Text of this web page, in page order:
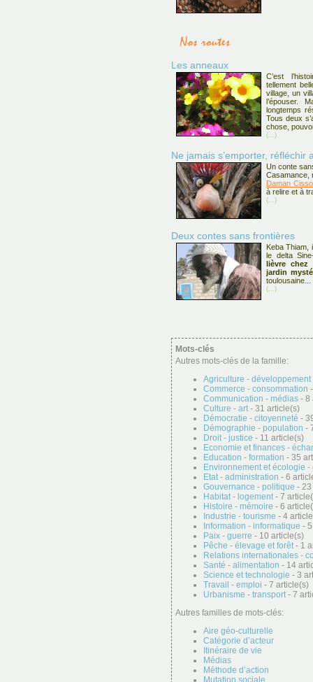
Les anneaux
C’est
tellement
village, un
l’épouser.
longtemps
Tous deux
chose,
(...)
Ne jamais s’emporter, réfléchir
Un conte
Casamance,
Daman
à relire et à
(...)
Deux contes sans frontières
Keba Thiam,
le delta
lièvre chez
jardin
toulousaine...
(...)
Mots-clés
Autres mots-clés de la famille:
Agriculture - développement
Commerce - consommation
Communication - médias - 8
Culture - art- 31 article(s)
Démocratie - citoyenneté -
Démographie - population -
Droit - justice - 11 article(s)
Economie et finances -
Education - formation - 35
Environnement et écologie -
Etat - administration - 6
Gouvernance - politique -
Habitat - logement- 7
Histoire - mémoire - 6
Industrie - tourisme - 4
Information - informatique -
Paix - guerre - 10 article(s)
Pêche - élevage et forêt- 1
Relations internationales -
Santé - alimentation - 14
Science et technologie - 3
Travail - emploi - 7 article(s)
Urbanisme - transport- 7
Autres familles de mots-clés:
Aire géo-culturelle
Catégorie d’acteur
Itinéraire de vie
Médias
Méthode d’action
Mutation sociale